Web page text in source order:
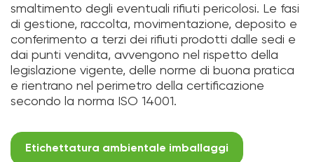
smaltimento degli eventuali rifiuti pericolosi. Le fasi
di gestione, raccolta, movimentazione, deposito e
conferimento a terzi dei rifiuti prodotti dalle sedi e
dai punti vendita, avvengono nel rispetto della
legislazione vigente, delle norme di buona pratica
e rientrano nel perimetro della certificazione
secondo la norma ISO 14001.
Etichettatura ambientale imballaggi